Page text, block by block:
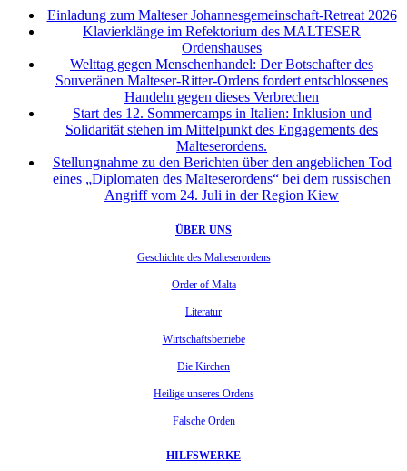
Einladung zum Malteser Johannesgemeinschaft-Retreat 2026
Klavierklänge im Refektorium des MALTESER
Ordenshauses
Welttag gegen Menschenhandel: Der Botschafter des
Souveränen Malteser-Ritter-Ordens fordert entschlossenes
Handeln gegen dieses Verbrechen
Start des 12. Sommercamps in Italien: Inklusion und
Solidarität stehen im Mittelpunkt des Engagements des
Malteserordens.
Stellungnahme zu den Berichten über den angeblichen Tod
eines „Diplomaten des Malteserordens“ bei dem russischen
Angriff vom 24. Juli in der Region Kiew
ÜBER UNS
Geschichte des Malteserordens
Order of Malta
Literatur
Wirtschaftsbetriebe
Die Kirchen
Heilige unseres Ordens
Falsche Orden
HILFSWERKE